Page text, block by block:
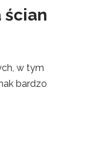
ścian
w tym
bardzo